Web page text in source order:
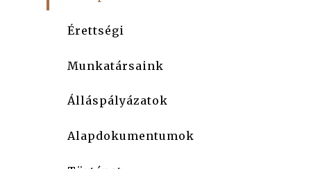
Érettségi
Munkatársaink
Álláspályázatok
Alapdokumentumok